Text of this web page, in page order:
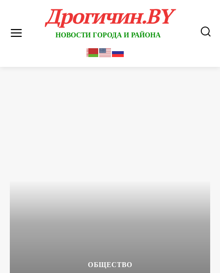
Дрогичин.BY
НОВОСТИ ГОРОДА И РАЙОНА
ОБЩЕСТВО